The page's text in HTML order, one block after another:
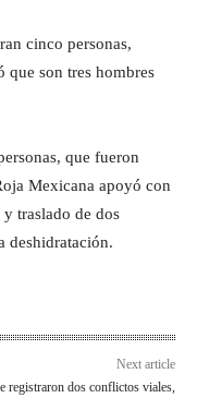
cinco personas,
son tres hombres
que fueron
Mexicana apoyó con
traslado de dos
deshidratación.
Next article
registraron dos conflictos viales,